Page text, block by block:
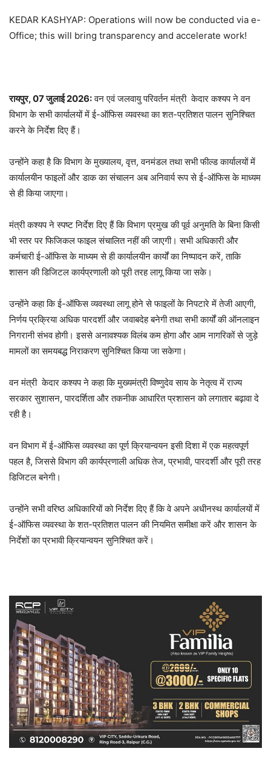
KEDAR KASHYAP: Operations will now be conducted via e-
Office; this will bring transparency and accelerate work!
रायपुर, 07 जुलाई 2026:वन एवं जलवायु परिवर्तन मंत्री केदार कश्यप ने वन
विभाग के सभी कार्यालयों में ई-ऑफिस व्यवस्था का शत-प्रतिशत पालन सुनिश्चित
करने के निर्देश दिए हैं।
उन्होंने कहा है कि विभाग के मुख्यालय, वृत्त, वनमंडल तथा सभी फील्ड कार्यालयों में
कार्यालयीन फाइलों और डाक का संचालन अब अनिवार्य रूप से ई-ऑफिस के माध्यम
से ही किया जाएगा।
मंत्री कश्यप ने स्पष्ट निर्देश दिए हैं कि विभाग प्रमुख की पूर्व अनुमति के बिना किसी
भी स्तर पर फिजिकल फाइल संचालित नहीं की जाएगी। सभी अधिकारी और
कर्मचारी ई-ऑफिस के माध्यम से ही कार्यालयीन कार्यों का निष्पादन करें, ताकि
शासन की डिजिटल कार्यप्रणाली को पूरी तरह लागू किया जा सके।
उन्होंने कहा कि ई-ऑफिस व्यवस्था लागू होने से फाइलों के निपटारे में तेजी आएगी,
निर्णय प्रक्रिया अधिक पारदर्शी और जवाबदेह बनेगी तथा सभी कार्यों की ऑनलाइन
निगरानी संभव होगी। इससे अनावश्यक विलंब कम होगा और आम नागरिकों से जुड़े
मामलों का समयबद्ध निराकरण सुनिश्चित किया जा सकेगा।
वन मंत्री केदार कश्यप ने कहा कि मुख्यमंत्री विष्णुदेव साय के नेतृत्व में राज्य
सरकार सुशासन, पारदर्शिता और तकनीक आधारित प्रशासन को लगातार बढ़ावा दे
रही है।
वन विभाग में ई-ऑफिस व्यवस्था का पूर्ण क्रियान्वयन इसी दिशा में एक महत्वपूर्ण
पहल है, जिससे विभाग की कार्यप्रणाली अधिक तेज, प्रभावी, पारदर्शी और पूरी तरह
डिजिटल बनेगी।
उन्होंने सभी वरिष्ठ अधिकारियों को निर्देश दिए हैं कि वे अपने अधीनस्थ कार्यालयों में
ई-ऑफिस व्यवस्था के शत-प्रतिशत पालन की नियमित समीक्षा करें और शासन के
निर्देशों का प्रभावी क्रियान्वयन सुनिश्चित करें।